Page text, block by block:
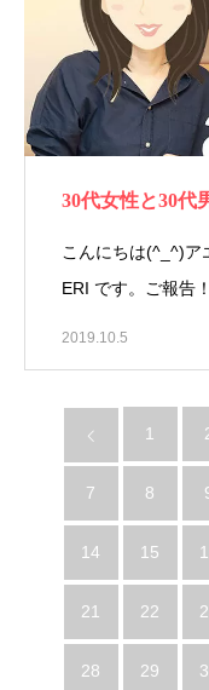
30代女性と30代
こんにちは(^_^)ア
ERI です。ご報告
2019.10.5
1
7 8
14 15
21 22
28 29